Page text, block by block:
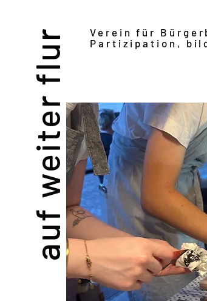
auf weiter flur
Verein für
Partizipation,